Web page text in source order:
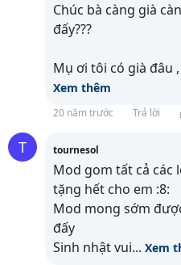
Chúc bà càng già
đấy???
Mụ ơi tôi có già đâu
Xem thêm
20 năm trước Trả lời
T tournesol
Mod gom tất cả các
tặng hết cho em :8:
Mod mong sớm
đấy
Sinh nhật vui... Xem